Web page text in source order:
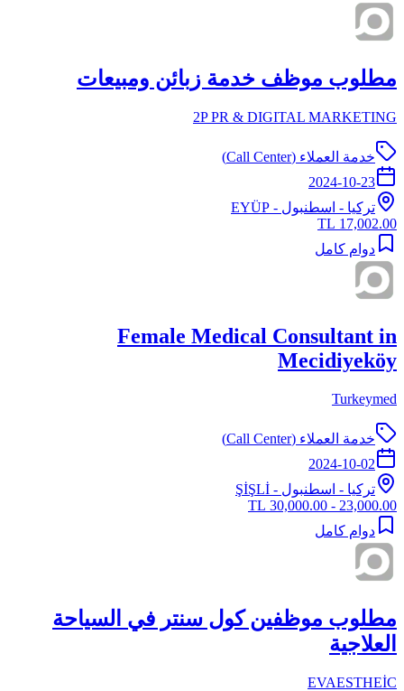
مطلوب موظف خدمة زبائن ومبيعات
2P PR & DIGITAL MARKETING
خدمة العملاء (Call Center)
2024-10-23
تركيا - اسطنبول - EYÜP
17,002.00 TL
دوام كامل
Female Medical Consultant in
Mecidiyeköy
Turkeymed
خدمة العملاء (Call Center)
2024-10-02
تركيا - اسطنبول - ŞİŞLİ
23,000.00 - 30,000.00 TL
دوام كامل
مطلوب موظفين كول سنتر في السياحة
العلاجية
EVAESTHEİC